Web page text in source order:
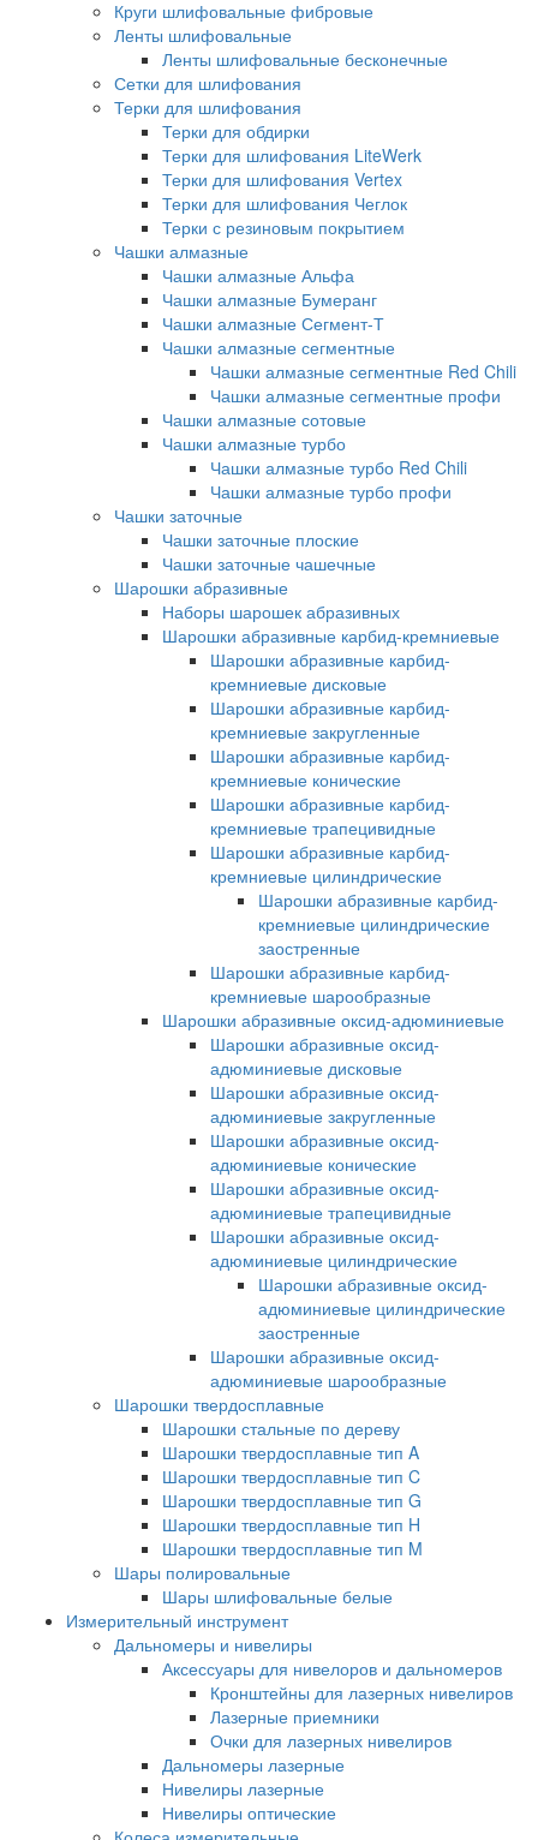
Круги шлифовальные фибровые
Ленты шлифовальные
Ленты шлифовальные бесконечные
Сетки для шлифования
Терки для шлифования
Терки для обдирки
Терки для шлифования LiteWerk
Терки для шлифования Vertex
Терки для шлифования Чеглок
Терки с резиновым покрытием
Чашки алмазные
Чашки алмазные Альфа
Чашки алмазные Бумеранг
Чашки алмазные Сегмент-Т
Чашки алмазные сегментные
Чашки алмазные сегментные Red Chili
Чашки алмазные сегментные профи
Чашки алмазные сотовые
Чашки алмазные турбо
Чашки алмазные турбо Red Chili
Чашки алмазные турбо профи
Чашки заточные
Чашки заточные плоские
Чашки заточные чашечные
Шарошки абразивные
Наборы шарошек абразивных
Шарошки абразивные карбид-кремниевые
Шарошки абразивные карбид-
кремниевые дисковые
Шарошки абразивные карбид-
кремниевые закругленные
Шарошки абразивные карбид-
кремниевые конические
Шарошки абразивные карбид-
кремниевые трапецивидные
Шарошки абразивные карбид-
кремниевые цилиндрические
Шарошки абразивные карбид-
кремниевые цилиндрические
заостренные
Шарошки абразивные карбид-
кремниевые шарообразные
Шарошки абразивные оксид-адюминиевые
Шарошки абразивные оксид-
адюминиевые дисковые
Шарошки абразивные оксид-
адюминиевые закругленные
Шарошки абразивные оксид-
адюминиевые конические
Шарошки абразивные оксид-
адюминиевые трапецивидные
Шарошки абразивные оксид-
адюминиевые цилиндрические
Шарошки абразивные оксид-
адюминиевые цилиндрические
заостренные
Шарошки абразивные оксид-
адюминиевые шарообразные
Шарошки твердосплавные
Шарошки стальные по дереву
Шарошки твердосплавные тип A
Шарошки твердосплавные тип C
Шарошки твердосплавные тип G
Шарошки твердосплавные тип H
Шарошки твердосплавные тип M
Шары полировальные
Шары шлифовальные белые
Измерительный инструмент
Дальномеры и нивелиры
Аксессуары для нивелоров и дальномеров
Кронштейны для лазерных нивелиров
Лазерные приемники
Очки для лазерных нивелиров
Дальномеры лазерные
Нивелиры лазерные
Нивелиры оптические